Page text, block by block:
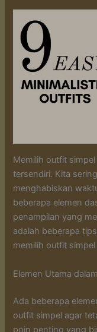
Memilih outfit
tersendiri. Kita
menghabiskan
beberapa elemen
penampilan yang
adalah beberapa
memilih outfit
Elemen Utama
Ada beberapa
outfit simpel agar
poin penting yang